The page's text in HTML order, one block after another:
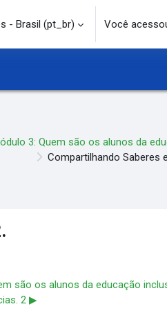
- Brasil ‎(pt_br)‎ Você
3: Quem são os alunos da
Compartilhando Saberes
são os alunos da educação
2 ▶︎